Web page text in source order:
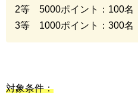
2等 5000ポイント：100名
3等 1000ポイント：300名
対象条件：